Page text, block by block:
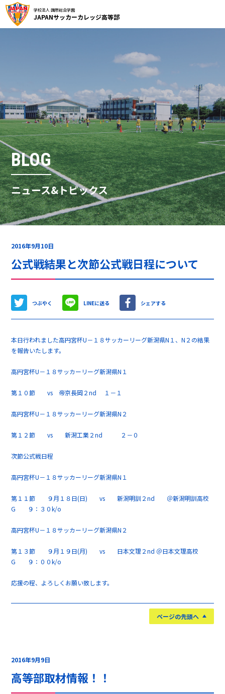
学校法人 国際総合学園
JAPANサッカーカレッジ高等部
BLOG
ニュース&トピックス
2016年9月10日
公式戦結果と次節公式戦日程について
つぶやく LINEに送る シェアする
本日行われました高円宮杯U－１８サッカーリーグ新潟県N１、N２の結果
を報告いたします。
高円宮杯U－１８サッカーリーグ新潟県N１
第１０節 vs 帝京長岡２nd １－１
高円宮杯U－１８サッカーリーグ新潟県N２
第１２節 vs 新潟工業２nd ２－０
次節公式戦日程
高円宮杯U－１８サッカーリーグ新潟県N１
第１１節 ９月１８日(日) vs 新潟明訓２nd ＠新潟明訓高校
G ９：３０k/o
高円宮杯U－１８サッカーリーグ新潟県N２
第１３節 ９月１９日(月) vs 日本文理２nd ＠日本文理高校
G ９：００k/o
応援の程、よろしくお願い致します。
ページの先頭へ
2016年9月9日
高等部取材情報！！